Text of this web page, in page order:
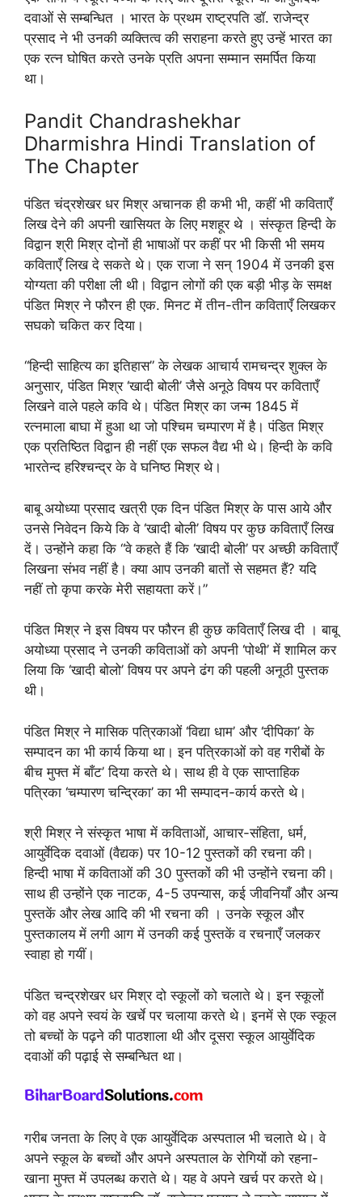
दवाओं से सम्बन्धित । भारत के प्रथम राष्ट्रपति डॉ. राजेन्द्र
प्रसाद ने भी उनकी व्यक्तित्व की सराहना करते हुए उन्हें भारत का
एक रत्न घोषित करते उनके प्रति अपना सम्मान समर्पित किया
था।
Pandit Chandrashekhar
Dharmishra Hindi Translation of
The Chapter
पंडित चंद्रशेखर धर मिश्र अचानक ही कभी भी, कहीं भी कविताएँ
लिख देने की अपनी खासियत के लिए मशहूर थे । संस्कृत हिन्दी के
विद्वान श्री मिश्र दोनों ही भाषाओं पर कहीं पर भी किसी भी समय
कविताएँ लिख दे सकते थे। एक राजा ने सन् 1904 में उनकी इस
योग्यता की परीक्षा ली थी। विद्वान लोगों की एक बड़ी भीड़ के समक्ष
पंडित मिश्र ने फौरन ही एक. मिनट में तीन-तीन कविताएँ लिखकर
सघको चकित कर दिया।
“हिन्दी साहित्य का इतिहास” के लेखक आचार्य रामचन्द्र शुक्ल के
अनुसार, पंडित मिश्र ‘खादी बोली’ जैसे अनूठे विषय पर कविताएँ
लिखने वाले पहले कवि थे। पंडित मिश्र का जन्म 1845 में
रत्नमाला बाघा में हुआ था जो पश्चिम चम्पारण में है। पंडित मिश्र
एक प्रतिष्ठित विद्वान ही नहीं एक सफल वैद्य भी थे। हिन्दी के कवि
भारतेन्द हरिश्चन्द्र के वे घनिष्ठ मिश्र थे।
बाबू अयोध्या प्रसाद खत्री एक दिन पंडित मिश्र के पास आये और
उनसे निवेदन किये कि वे ‘खादी बोली’ विषय पर कुछ कविताएँ लिख
दें। उन्होंने कहा कि “वे कहते हैं कि ‘खादी बोली’ पर अच्छी कविताएँ
लिखना संभव नहीं है। क्या आप उनकी बातों से सहमत हैं? यदि
नहीं तो कृपा करके मेरी सहायता करें।”
पंडित मिश्र ने इस विषय पर फौरन ही कुछ कविताएँ लिख दी । बाबू
अयोध्या प्रसाद ने उनकी कविताओं को अपनी ‘पोथी’ में शामिल कर
लिया कि ‘खादी बोलो’ विषय पर अपने ढंग की पहली अनूठी पुस्तक
थी।
पंडित मिश्र ने मासिक पत्रिकाओं ‘विद्या धाम’ और ‘दीपिका’ के
सम्पादन का भी कार्य किया था। इन पत्रिकाओं को वह गरीबों के
बीच मुफ्त में बाँट’ दिया करते थे। साथ ही वे एक साप्ताहिक
पत्रिका ‘चम्पारण चन्द्रिका’ का भी सम्पादन-कार्य करते थे।
श्री मिश्र ने संस्कृत भाषा में कविताओं, आचार-संहिता, धर्म,
आयुर्वेदिक दवाओं (वैद्यक) पर 10-12 पुस्तकों की रचना की।
हिन्दी भाषा में कविताओं की 30 पुस्तकों की भी उन्होंने रचना की।
साथ ही उन्होंने एक नाटक, 4-5 उपन्यास, कई जीवनियाँ और अन्य
पुस्तकें और लेख आदि की भी रचना की । उनके स्कूल और
पुस्तकालय में लगी आग में उनकी कई पुस्तकें व रचनाएँ जलकर
स्वाहा हो गयीं।
पंडित चन्द्रशेखर धर मिश्र दो स्कूलों को चलाते थे। इन स्कूलों
को वह अपने स्वयं के खर्चे पर चलाया करते थे। इनमें से एक स्कूल
तो बच्चों के पढ़ने की पाठशाला थी और दूसरा स्कूल आयुर्वेदिक
दवाओं की पढ़ाई से सम्बन्धित था।
गरीब जनता के लिए वे एक आयुर्वेदिक अस्पताल भी चलाते थे। वे
अपने स्कूल के बच्चों और अपने अस्पताल के रोगियों को रहना-
खाना मुफ्त में उपलब्ध कराते थे। यह वे अपने खर्च पर करते थे।